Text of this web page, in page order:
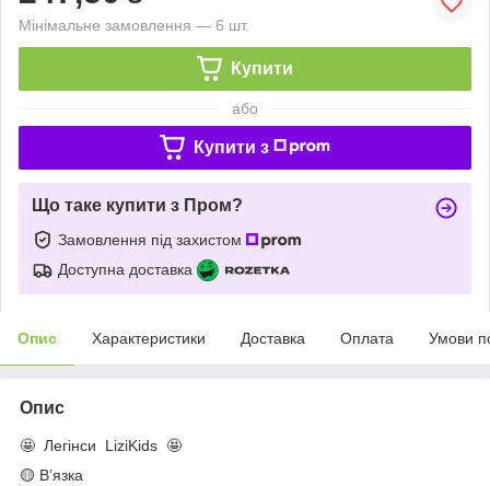
Мінімальне замовлення — 6 шт.
Купити
або
Купити з
Що таке купити з Пром?
Замовлення під захистом
Доступна доставка
Опис Характеристики Доставка Оплата Умови
Опис
🤩 Легінси LiziKids 🤩
🟡 Вʼязка